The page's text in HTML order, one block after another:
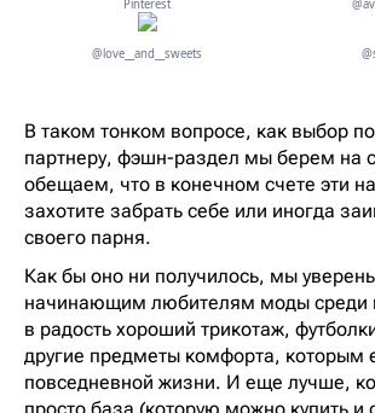
Pinterest
@love__and__sweets
В таком тонком вопросе, как выбор
партнеру, фэшн-раздел мы берем на
обещаем, что в конечном счете эти
захотите забрать себе или иногда
своего парня.
Как бы оно ни получилось, мы
начинающим любителям моды среди
в радость хороший трикотаж,
другие предметы комфорта, которым
повседневной жизни. И еще лучше,